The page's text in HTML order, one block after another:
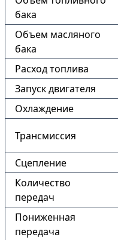
бака
Объем масляного
бака
Расход топлива
Запуск двигателя
Охлаждение
Трансмиссия
Сцепление
Количество
передач
Пониженная
передача